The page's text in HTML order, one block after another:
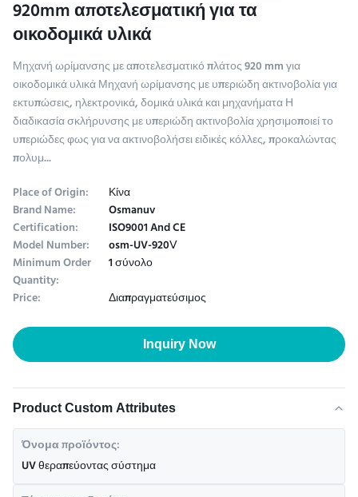
920mm αποτελεσματική για τα
οικοδομικά υλικά
Μηχανή ωρίμανσης με αποτελεσματικό πλάτος 920 mm για
οικοδομικά υλικά Μηχανή ωρίμανσης με υπεριώδη ακτινοβολία για
εκτυπώσεις, ηλεκτρονικά, δομικά υλικά και μηχανήματα Η
διαδικασία σκλήρυνσης με υπεριώδη ακτινοβολία χρησιμοποιεί το
υπεριώδες φως για να ακτινοβολήσει ειδικές κόλλες, προκαλώντας
πολυμ...
Place of Origin:
Κίνα
Brand Name: Osmanuv
Certification: ISO9001 And CE
Model Number: osm-UV-920Ⅴ
Minimum Order
Quantity:
1 σύνολο
Price:
Διαπραγματεύσιμος
Inquiry Now
Product Custom Attributes
Όνομα προϊόντος:
UV θεραπεύοντας σύστημα